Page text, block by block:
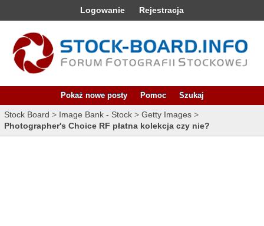
Logowanie Rejestracja
Pokaż nowe posty Pomoc Szukaj
Stock Board > Image Bank - Stock > Getty Images >
Photographer's Choice RF płatna kolekcja czy nie?